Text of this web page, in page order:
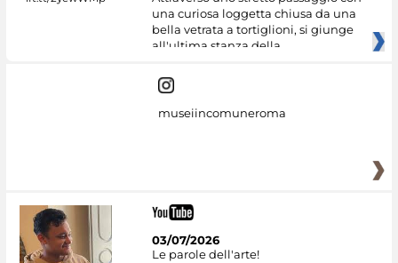
una curiosa loggetta chiusa da una
bella vetrata a tortiglioni, si giunge
all'ultima stanza della
museiincomuneroma
03/07/2026
Le parole dell'arte!